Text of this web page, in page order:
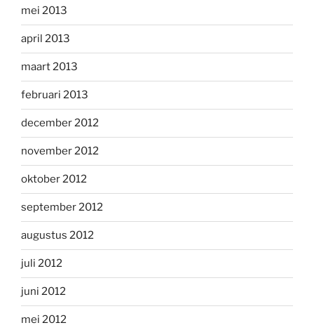
mei 2013
april 2013
maart 2013
februari 2013
december 2012
november 2012
oktober 2012
september 2012
augustus 2012
juli 2012
juni 2012
mei 2012